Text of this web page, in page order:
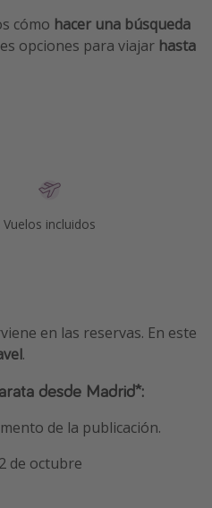
cómo hacer una búsqueda
opciones para viajar hasta
Vuelos incluidos
en las reservas. En este
.
desde Madrid*:
de la publicación.
de octubre